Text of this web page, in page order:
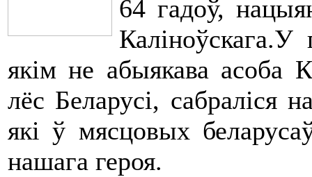
64 гадоў,
якім не абыякава асоба
лёс Беларусі,
які ў мясцовых
нашага героя.